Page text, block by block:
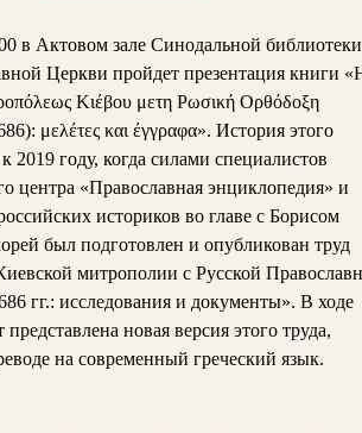
в Актовом зале Синодальной библиотеки
Церкви пройдет презентация книги
Κιέβου μετη Ρωσική Ορθόδοξη
μελέτες και έγγραφα». История этого
2019 году, когда силами специалистов
центра «Православная энциклопедия» и
историков во главе с Борисом
был подготовлен и опубликован труд
митрополии с Русской
гг.: исследования и документы». В ходе
представлена новая версия этого труда,
на современный греческий язык.